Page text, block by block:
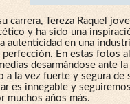
carrera, Tereza Raquel
y ha sido una
autenticidad en una
perfección. En estas fotos
desarmándose ante
a la vez fuerte y segura de
es innegable y
muchos años más.